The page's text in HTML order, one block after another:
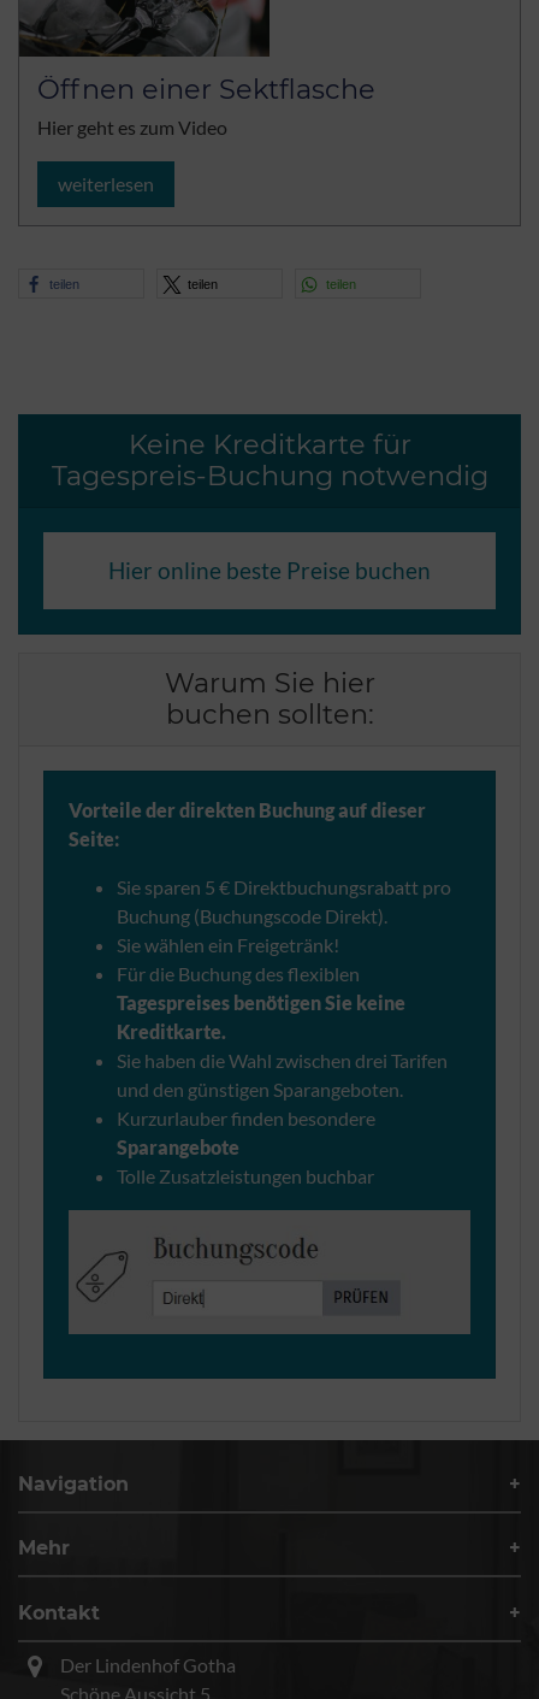
Öffnen einer Sektflasche
Hier geht es zum Video
weiterlesen
teilen teilen teilen
Keine Kreditkarte für
Tagespreis-Buchung notwendig
Hier online beste Preise buchen
Warum Sie hier
buchen sollten:
Vorteile der direkten Buchung auf dieser
Seite:
Sie sparen 5 € Direktbuchungsrabatt pro
Buchung (Buchungscode Direkt).
Sie wählen ein Freigetränk!
Für die Buchung des flexiblen
Tagespreises benötigen Sie keine
Kreditkarte.
Sie haben die Wahl zwischen drei Tarifen
und den günstigen Sparangeboten.
Kurzurlauber finden besondere
Sparangebote
Tolle Zusatzleistungen buchbar
Navigation
Mehr
Kontakt
Der Lindenhof Gotha
Schöne Aussicht 5